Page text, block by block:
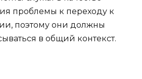
проблемы к переходу к
поэтому они должны
в общий контекст.